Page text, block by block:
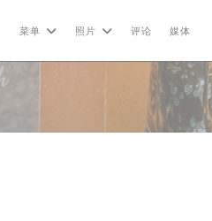
菜单 照片 评论 媒体